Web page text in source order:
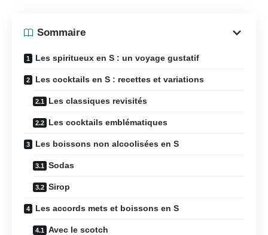
Sommaire
Les spiritueux en S : un voyage gustatif
Les cocktails en S : recettes et variations
Les classiques revisités
Les cocktails emblématiques
Les boissons non alcoolisées en S
Sodas
Sirop
Les accords mets et boissons en S
Avec le scotch